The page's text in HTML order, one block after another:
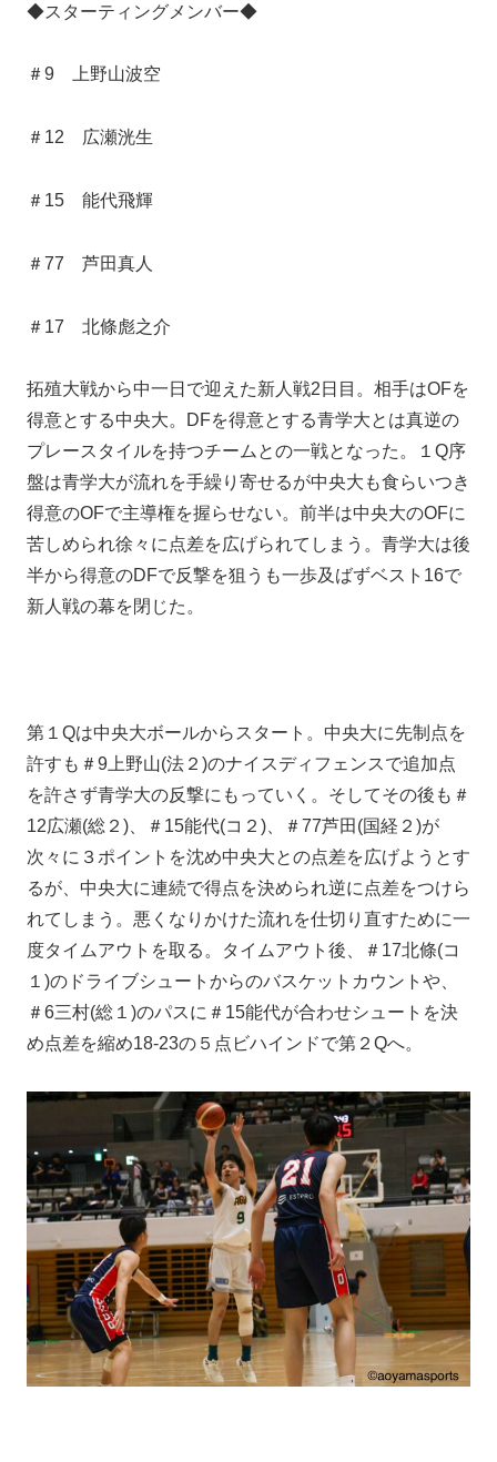
◆スターティングメンバー◆
＃9 上野山波空
＃12 広瀬洸生
＃15 能代飛輝
＃77 芦田真人
＃17 北條彪之介
拓殖大戦から中一日で迎えた新人戦2日目。相手はOFを
得意とする中央大。DFを得意とする青学大とは真逆の
プレースタイルを持つチームとの一戦となった。１Q序
盤は青学大が流れを手繰り寄せるが中央大も食らいつき
得意のOFで主導権を握らせない。前半は中央大のOFに
苦しめられ徐々に点差を広げられてしまう。青学大は後
半から得意のDFで反撃を狙うも一歩及ばずベスト16で
新人戦の幕を閉じた。
第１Qは中央大ボールからスタート。中央大に先制点を
許すも＃9上野山(法２)のナイスディフェンスで追加点
を許さず青学大の反撃にもっていく。そしてその後も＃
12広瀬(総２)、＃15能代(コ２)、＃77芦田(国経２)が
次々に３ポイントを沈め中央大との点差を広げようとす
るが、中央大に連続で得点を決められ逆に点差をつけら
れてしまう。悪くなりかけた流れを仕切り直すために一
度タイムアウトを取る。タイムアウト後、＃17北條(コ
１)のドライブシュートからのバスケットカウントや、
＃6三村(総１)のパスに＃15能代が合わせシュートを決
め点差を縮め18-23の５点ビハインドで第２Qへ。